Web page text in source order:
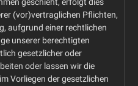
(vor)vertraglichen Pflichten,
aufgrund einer rechtlichen
unserer berechtigten
gesetzlicher oder
oder lassen wir die
Vorliegen der gesetzlichen